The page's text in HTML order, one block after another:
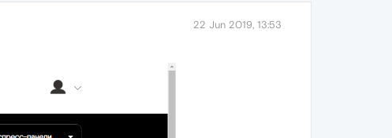
22 Jun 2019, 13:53